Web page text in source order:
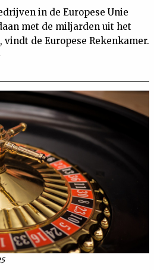
in de Europese Unie
met de miljarden uit het
de Europese Rekenkamer.